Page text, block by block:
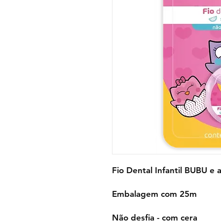
Fio Dental Infantil BUBU e
Embalagem com 25m
Não desfia - com cera